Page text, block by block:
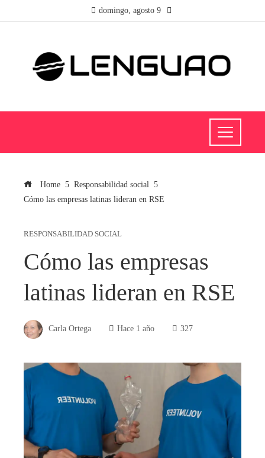
domingo, agosto 9
Home
Responsabilidad social
Cómo las empresas latinas lideran en RSE
RESPONSABILIDAD SOCIAL
Cómo las empresas
latinas lideran en RSE
Carla Ortega Hace 1 año 327